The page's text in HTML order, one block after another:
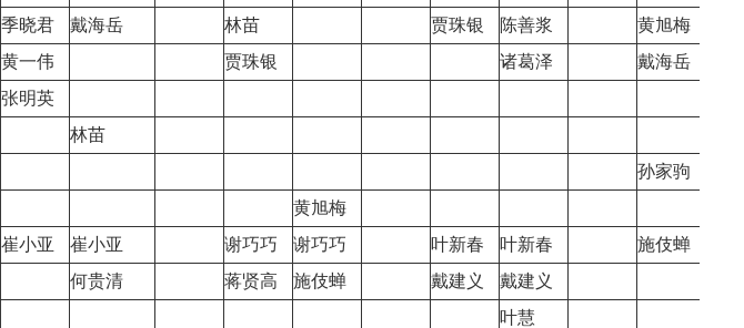
季晓君 戴海岳 林苗 贾珠银 陈善浆 黄旭梅
黄一伟 贾珠银 诸葛泽
戴海岳
张明英
林苗
孙家驹
黄旭梅
崔小亚 崔小亚 谢巧巧 谢巧巧 叶新春 叶新春 施伎蝉
何贵清 蒋贤高 施伎蝉 戴建义 戴建义
叶慧